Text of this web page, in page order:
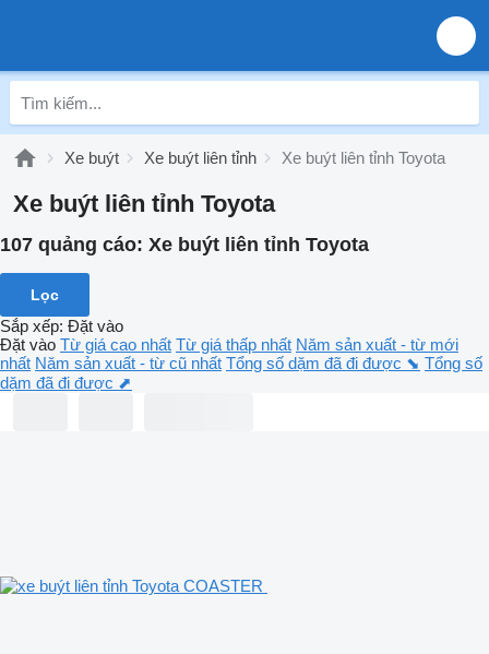
Xe buýt Xe buýt liên tỉnh Xe buýt liên tỉnh Toyota
Xe buýt liên tỉnh Toyota
107 quảng cáo: Xe buýt liên tỉnh Toyota
Lọc
Sắp xếp: Đặt vào
Đặt vào Từ giá cao nhất Từ giá thấp nhất Năm sản xuất - từ mới
nhất Năm sản xuất - từ cũ nhất Tổng số dặm đã đi được ⬊ Tổng số
dặm đã đi được ⬈